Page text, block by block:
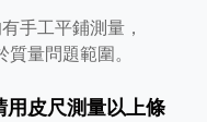
手工平鋪測量，
量問題範圍。
用皮尺測量以上條